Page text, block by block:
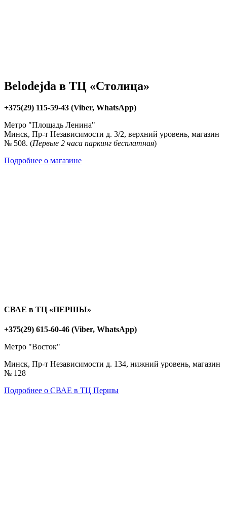
Belodejda в ТЦ «Столица»
+375(29) 115-59-43 (Viber, WhatsApp)
Метро "Площадь Ленина"
Минск, Пр-т Независимости д. 3/2, верхний уровень, магазин
№ 508. (Первые 2 часа паркинг бесплатная)
Подробнее о магазине
СВАЕ в ТЦ «ПЕРШЫ»
+375(29) 615-60-46 (Viber, WhatsApp)
Метро "Восток"
Минск, Пр-т Независимости д. 134, нижний уровень, магазин
№ 128
Подробнее о СВАЕ в ТЦ Першы